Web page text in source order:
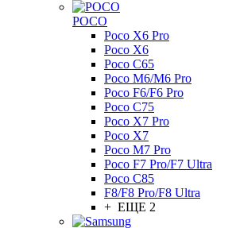
POCO
Poco X6 Pro
Poco X6
Poco C65
Poco M6/M6 Pro
Poco F6/F6 Pro
Poco C75
Poco X7 Pro
Poco X7
Poco M7 Pro
Poco F7 Pro/F7 Ultra
Poco C85
F8/F8 Pro/F8 Ultra
+ ЕЩЕ 2